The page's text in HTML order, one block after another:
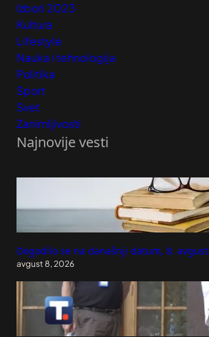
Izbori 2023
Kultura
Lifestyle
Nauka i tehnologija
Politika
Sport
Svet
Zanimljivosti
Najnovije vesti
Dogodilo se na današnji datum, 8. avgust
avgust 8, 2026